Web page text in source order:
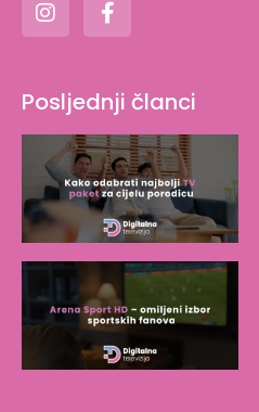
Posljednji članci